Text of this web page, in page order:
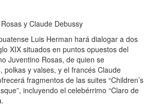
y Claude Debussy
Luis Herman hará dialogar a dos
XIX situados en puntos opuestos del
Juventino Rosas, de quien se
polkas y valses, y el francés Claude
fragmentos de las suites “Children’s
incluyendo el celebérrimo “Claro de